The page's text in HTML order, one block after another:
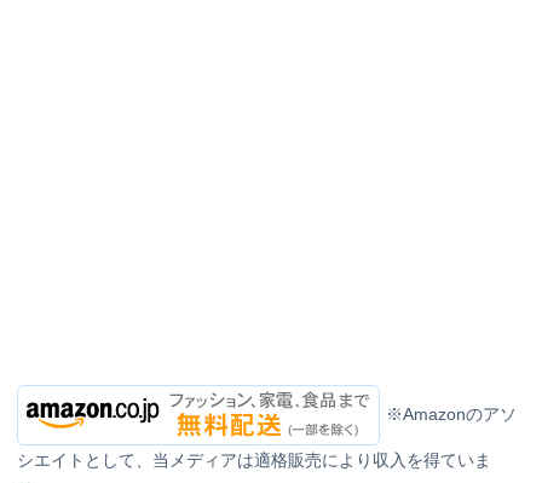
※Amazonのアソ
シエイトとして、当メディアは適格販売により収入を得ていま